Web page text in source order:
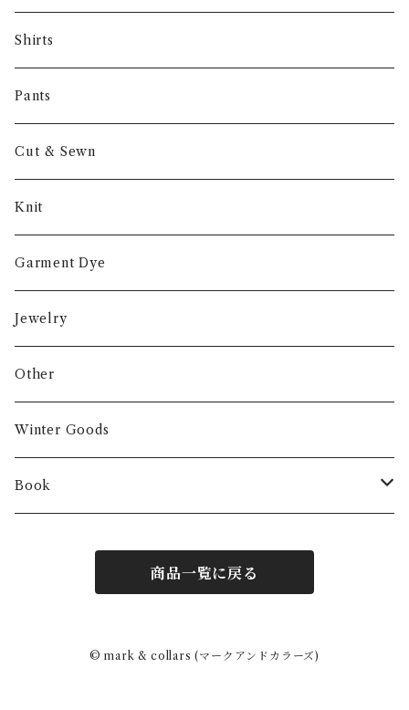
NORIEI
Other
Shirts
Pants
Cut & Sewn
Knit
Garment Dye
Jewelry
Other
Winter Goods
Book
商品一覧に戻る
© mark & collars (マークアンドカラーズ)